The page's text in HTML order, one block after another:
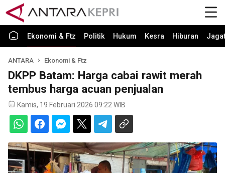
Ekonomi & Ftz Politik Hukum Kesra Hiburan Jagat
ANTARA Ekonomi & Ftz
DKPP Batam: Harga cabai rawit merah
tembus harga acuan penjualan
Kamis, 19 Februari 2026 09:22 WIB